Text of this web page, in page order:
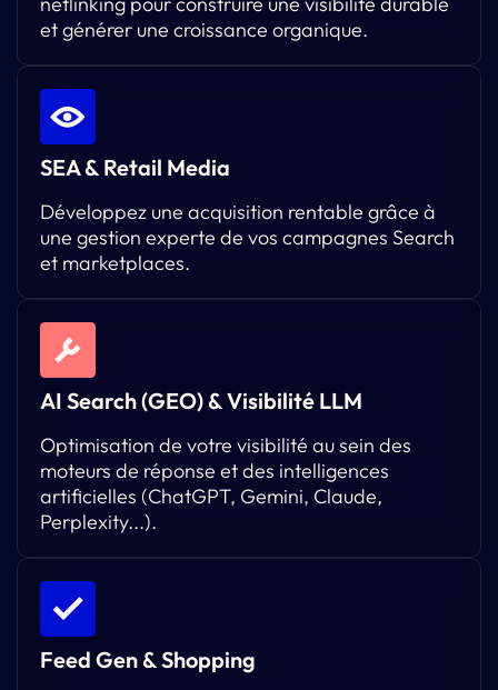
et générer une croissance organique.
SEA & Retail Media
Développez une acquisition rentable grâce à
une gestion experte de vos campagnes Search
et marketplaces.
AI Search (GEO) & Visibilité LLM
Optimisation de votre visibilité au sein des
moteurs de réponse et des intelligences
artificielles (ChatGPT, Gemini, Claude,
Perplexity...).
Feed Gen & Shopping